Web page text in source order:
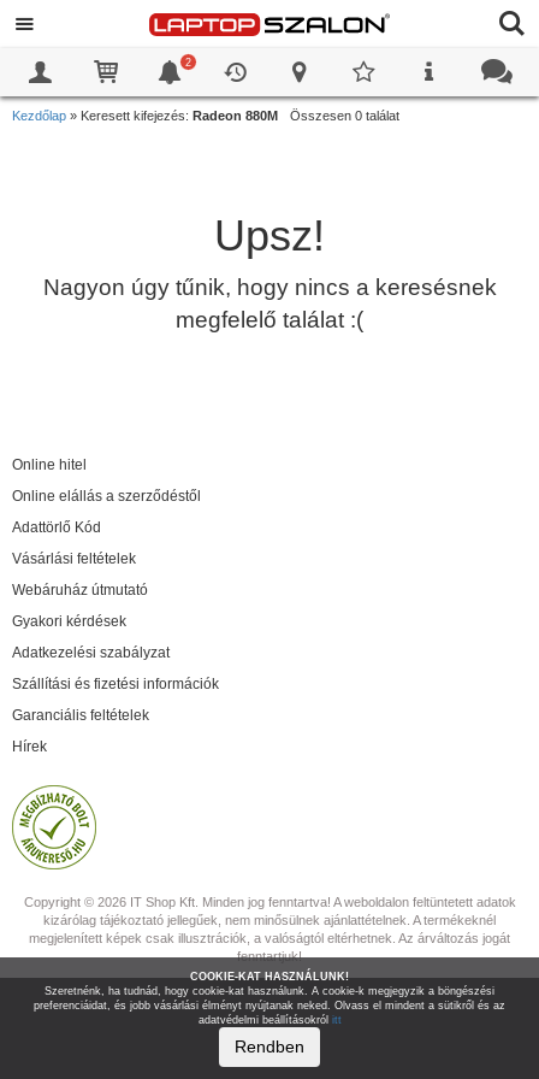
2
Kezdőlap » Keresett kifejezés: Radeon 880M Összesen 0 találat
Upsz!
Nagyon úgy tűnik, hogy nincs a keresésnek
megfelelő találat :(
Online hitel
Online elállás a szerződéstől
Adattörlő Kód
Vásárlási feltételek
Webáruház útmutató
Gyakori kérdések
Adatkezelési szabályzat
Szállítási és fizetési információk
Garanciális feltételek
Hírek
Copyright © 2026 IT Shop Kft. Minden jog fenntartva! A weboldalon feltüntetett adatok
kizárólag tájékoztató jellegűek, nem minősülnek ajánlattételnek. A termékeknél
megjelenített képek csak illusztrációk, a valóságtól eltérhetnek. Az árváltozás jogát
fenntartjuk!
COOKIE-KAT HASZNÁLUNK!
Szeretnénk, ha tudnád, hogy cookie-kat használunk. A cookie-k megjegyzik a böngészési
preferenciáidat, és jobb vásárlási élményt nyújtanak neked. Olvass el mindent a sütikről és az
adatvédelmi beállításokról itt
Rendben